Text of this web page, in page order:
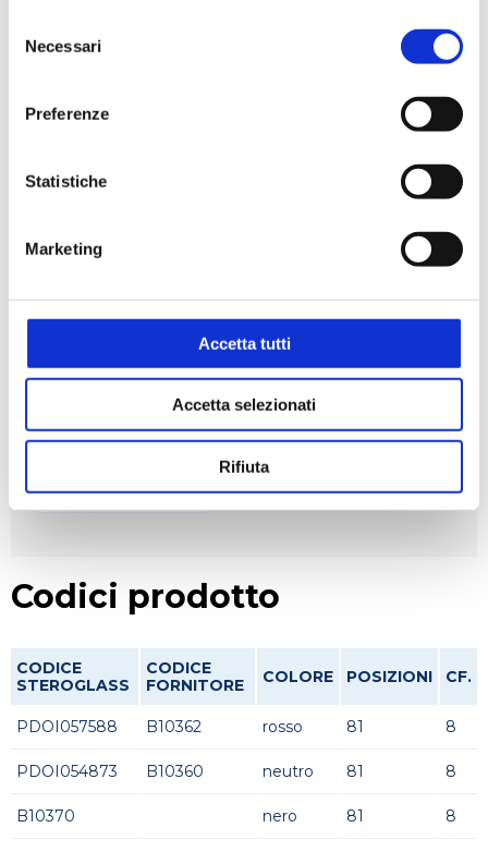
delNecessari
Preferenze
Statistiche
Marketing
Accetta tutti
Accetta selezionati
Rifiuta
Alimentare
Biologico e diagnostico
Criogenia
Codici prodotto
CODICE
STEROGLASS
CODICE
FORNITORE
COLORE POSIZIONI CF.
PDOI057588 B10362 rosso 81 8
PDOI054873 B10360 neutro 81 8
B10370 nero 81 8